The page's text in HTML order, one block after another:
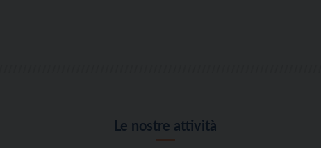
Le nostre attività